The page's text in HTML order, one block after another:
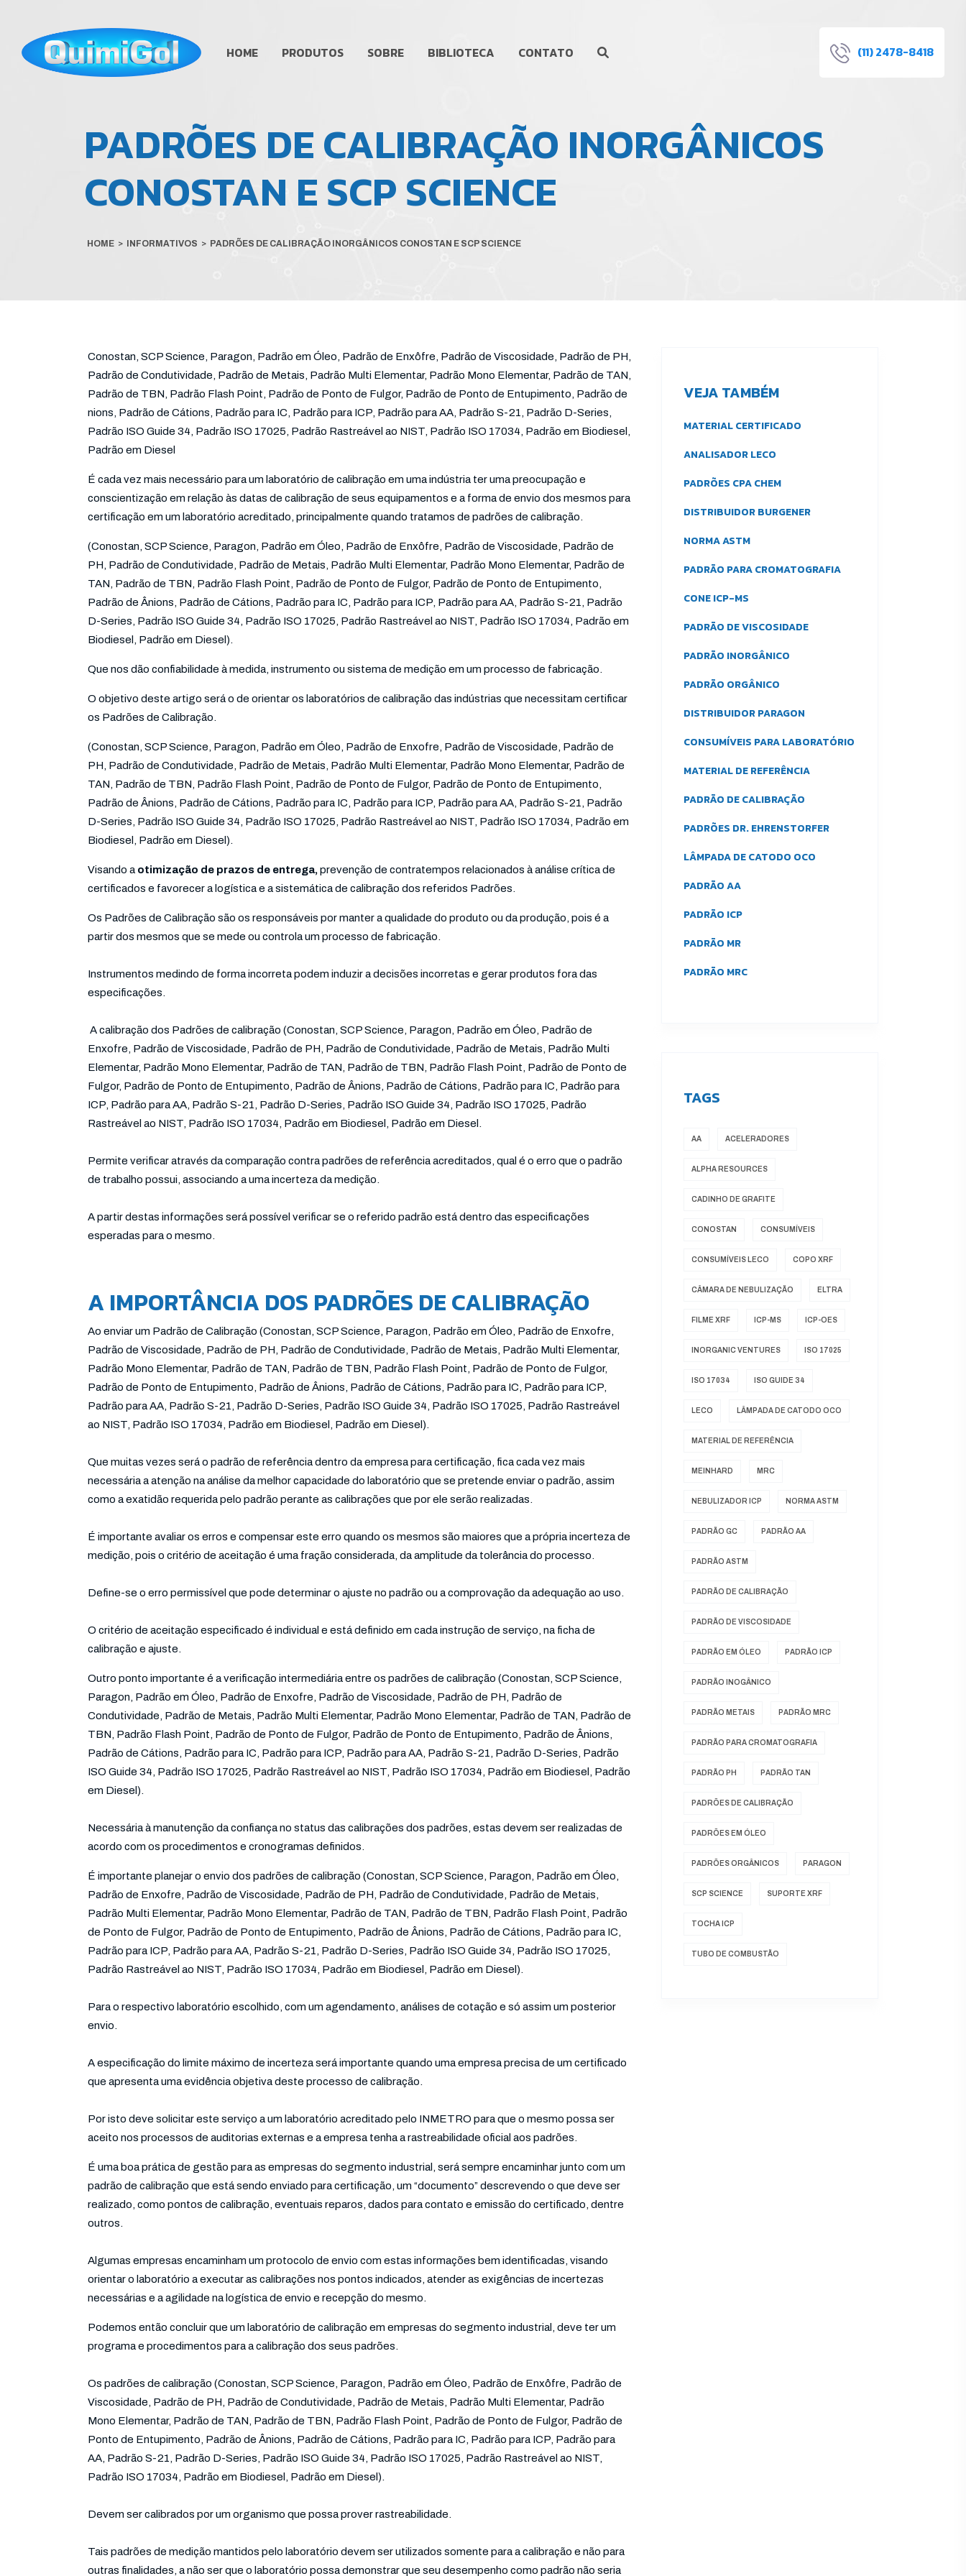
HOME PRODUTOS SOBRE BIBLIOTECA CONTATO (11) 2478-8418
PADRÕES DE CALIBRAÇÃO INORGÂNICOS
CONOSTAN E SCP SCIENCE
HOME > INFORMATIVOS > PADRÕES DE CALIBRAÇÃO INORGÂNICOS CONOSTAN E SCP SCIENCE
Conostan, SCP Science, Paragon, Padrão em Óleo, Padrão de Enxôfre, Padrão de Viscosidade, Padrão de PH,
Padrão de Condutividade, Padrão de Metais, Padrão Multi Elementar, Padrão Mono Elementar, Padrão de TAN,
Padrão de TBN, Padrão Flash Point, Padrão de Ponto de Fulgor, Padrão de Ponto de Entupimento, Padrão de
nions, Padrão de Cátions, Padrão para IC, Padrão para ICP, Padrão para AA, Padrão S-21, Padrão D-Series,
Padrão ISO Guide 34, Padrão ISO 17025, Padrão Rastreável ao NIST, Padrão ISO 17034, Padrão em Biodiesel,
Padrão em Diesel
É cada vez mais necessário para um laboratório de calibração em uma indústria ter uma preocupação e
conscientização em relação às datas de calibração de seus equipamentos e a forma de envio dos mesmos para
certificação em um laboratório acreditado, principalmente quando tratamos de padrões de calibração.
(Conostan, SCP Science, Paragon, Padrão em Óleo, Padrão de Enxôfre, Padrão de Viscosidade, Padrão de
PH, Padrão de Condutividade, Padrão de Metais, Padrão Multi Elementar, Padrão Mono Elementar, Padrão de
TAN, Padrão de TBN, Padrão Flash Point, Padrão de Ponto de Fulgor, Padrão de Ponto de Entupimento,
Padrão de Ânions, Padrão de Cátions, Padrão para IC, Padrão para ICP, Padrão para AA, Padrão S-21, Padrão
D-Series, Padrão ISO Guide 34, Padrão ISO 17025, Padrão Rastreável ao NIST, Padrão ISO 17034, Padrão em
Biodiesel, Padrão em Diesel).
Que nos dão confiabilidade à medida, instrumento ou sistema de medição em um processo de fabricação.
O objetivo deste artigo será o de orientar os laboratórios de calibração das indústrias que necessitam certificar
os Padrões de Calibração.
(Conostan, SCP Science, Paragon, Padrão em Óleo, Padrão de Enxofre, Padrão de Viscosidade, Padrão de
PH, Padrão de Condutividade, Padrão de Metais, Padrão Multi Elementar, Padrão Mono Elementar, Padrão de
TAN, Padrão de TBN, Padrão Flash Point, Padrão de Ponto de Fulgor, Padrão de Ponto de Entupimento,
Padrão de Ânions, Padrão de Cátions, Padrão para IC, Padrão para ICP, Padrão para AA, Padrão S-21, Padrão
D-Series, Padrão ISO Guide 34, Padrão ISO 17025, Padrão Rastreável ao NIST, Padrão ISO 17034, Padrão em
Biodiesel, Padrão em Diesel).
Visando a otimização de prazos de entrega, prevenção de contratempos relacionados à análise crítica de
certificados e favorecer a logística e a sistemática de calibração dos referidos Padrões.
Os Padrões de Calibração são os responsáveis por manter a qualidade do produto ou da produção, pois é a
partir dos mesmos que se mede ou controla um processo de fabricação.
Instrumentos medindo de forma incorreta podem induzir a decisões incorretas e gerar produtos fora das
especificações.
A calibração dos Padrões de calibração (Conostan, SCP Science, Paragon, Padrão em Óleo, Padrão de
Enxofre, Padrão de Viscosidade, Padrão de PH, Padrão de Condutividade, Padrão de Metais, Padrão Multi
Elementar, Padrão Mono Elementar, Padrão de TAN, Padrão de TBN, Padrão Flash Point, Padrão de Ponto de
Fulgor, Padrão de Ponto de Entupimento, Padrão de Ânions, Padrão de Cátions, Padrão para IC, Padrão para
ICP, Padrão para AA, Padrão S-21, Padrão D-Series, Padrão ISO Guide 34, Padrão ISO 17025, Padrão
Rastreável ao NIST, Padrão ISO 17034, Padrão em Biodiesel, Padrão em Diesel.
Permite verificar através da comparação contra padrões de referência acreditados, qual é o erro que o padrão
de trabalho possui, associando a uma incerteza da medição.
A partir destas informações será possível verificar se o referido padrão está dentro das especificações
esperadas para o mesmo.
A IMPORTÂNCIA DOS PADRÕES DE CALIBRAÇÃO
Ao enviar um Padrão de Calibração (Conostan, SCP Science, Paragon, Padrão em Óleo, Padrão de Enxofre,
Padrão de Viscosidade, Padrão de PH, Padrão de Condutividade, Padrão de Metais, Padrão Multi Elementar,
Padrão Mono Elementar, Padrão de TAN, Padrão de TBN, Padrão Flash Point, Padrão de Ponto de Fulgor,
Padrão de Ponto de Entupimento, Padrão de Ânions, Padrão de Cátions, Padrão para IC, Padrão para ICP,
Padrão para AA, Padrão S-21, Padrão D-Series, Padrão ISO Guide 34, Padrão ISO 17025, Padrão Rastreável
ao NIST, Padrão ISO 17034, Padrão em Biodiesel, Padrão em Diesel).
Que muitas vezes será o padrão de referência dentro da empresa para certificação, fica cada vez mais
necessária a atenção na análise da melhor capacidade do laboratório que se pretende enviar o padrão, assim
como a exatidão requerida pelo padrão perante as calibrações que por ele serão realizadas.
É importante avaliar os erros e compensar este erro quando os mesmos são maiores que a própria incerteza de
medição, pois o critério de aceitação é uma fração considerada, da amplitude da tolerância do processo.
Define-se o erro permissível que pode determinar o ajuste no padrão ou a comprovação da adequação ao uso.
O critério de aceitação especificado é individual e está definido em cada instrução de serviço, na ficha de
calibração e ajuste.
Outro ponto importante é a verificação intermediária entre os padrões de calibração (Conostan, SCP Science,
Paragon, Padrão em Óleo, Padrão de Enxofre, Padrão de Viscosidade, Padrão de PH, Padrão de
Condutividade, Padrão de Metais, Padrão Multi Elementar, Padrão Mono Elementar, Padrão de TAN, Padrão de
TBN, Padrão Flash Point, Padrão de Ponto de Fulgor, Padrão de Ponto de Entupimento, Padrão de Ânions,
Padrão de Cátions, Padrão para IC, Padrão para ICP, Padrão para AA, Padrão S-21, Padrão D-Series, Padrão
ISO Guide 34, Padrão ISO 17025, Padrão Rastreável ao NIST, Padrão ISO 17034, Padrão em Biodiesel, Padrão
em Diesel).
Necessária à manutenção da confiança no status das calibrações dos padrões, estas devem ser realizadas de
acordo com os procedimentos e cronogramas definidos.
É importante planejar o envio dos padrões de calibração (Conostan, SCP Science, Paragon, Padrão em Óleo,
Padrão de Enxofre, Padrão de Viscosidade, Padrão de PH, Padrão de Condutividade, Padrão de Metais,
Padrão Multi Elementar, Padrão Mono Elementar, Padrão de TAN, Padrão de TBN, Padrão Flash Point, Padrão
de Ponto de Fulgor, Padrão de Ponto de Entupimento, Padrão de Ânions, Padrão de Cátions, Padrão para IC,
Padrão para ICP, Padrão para AA, Padrão S-21, Padrão D-Series, Padrão ISO Guide 34, Padrão ISO 17025,
Padrão Rastreável ao NIST, Padrão ISO 17034, Padrão em Biodiesel, Padrão em Diesel).
Para o respectivo laboratório escolhido, com um agendamento, análises de cotação e só assim um posterior
envio.
A especificação do limite máximo de incerteza será importante quando uma empresa precisa de um certificado
que apresenta uma evidência objetiva deste processo de calibração.
Por isto deve solicitar este serviço a um laboratório acreditado pelo INMETRO para que o mesmo possa ser
aceito nos processos de auditorias externas e a empresa tenha a rastreabilidade oficial aos padrões.
É uma boa prática de gestão para as empresas do segmento industrial, será sempre encaminhar junto com um
padrão de calibração que está sendo enviado para certificação, um “documento” descrevendo o que deve ser
realizado, como pontos de calibração, eventuais reparos, dados para contato e emissão do certificado, dentre
outros.
Algumas empresas encaminham um protocolo de envio com estas informações bem identificadas, visando
orientar o laboratório a executar as calibrações nos pontos indicados, atender as exigências de incertezas
necessárias e a agilidade na logística de envio e recepção do mesmo.
Podemos então concluir que um laboratório de calibração em empresas do segmento industrial, deve ter um
programa e procedimentos para a calibração dos seus padrões.
Os padrões de calibração (Conostan, SCP Science, Paragon, Padrão em Óleo, Padrão de Enxôfre, Padrão de
Viscosidade, Padrão de PH, Padrão de Condutividade, Padrão de Metais, Padrão Multi Elementar, Padrão
Mono Elementar, Padrão de TAN, Padrão de TBN, Padrão Flash Point, Padrão de Ponto de Fulgor, Padrão de
Ponto de Entupimento, Padrão de Ânions, Padrão de Cátions, Padrão para IC, Padrão para ICP, Padrão para
AA, Padrão S-21, Padrão D-Series, Padrão ISO Guide 34, Padrão ISO 17025, Padrão Rastreável ao NIST,
Padrão ISO 17034, Padrão em Biodiesel, Padrão em Diesel).
Devem ser calibrados por um organismo que possa prover rastreabilidade.
Tais padrões de medição mantidos pelo laboratório devem ser utilizados somente para a calibração e não para
outras finalidades, a não ser que o laboratório possa demonstrar que seu desempenho como padrão não seria
VEJA TAMBÉM
MATERIAL CERTIFICADO
ANALISADOR LECO
PADRÕES CPA CHEM
DISTRIBUIDOR BURGENER
NORMA ASTM
PADRÃO PARA CROMATOGRAFIA
CONE ICP-MS
PADRÃO DE VISCOSIDADE
PADRÃO INORGÂNICO
PADRÃO ORGÂNICO
DISTRIBUIDOR PARAGON
CONSUMÍVEIS PARA LABORATÓRIO
MATERIAL DE REFERÊNCIA
PADRÃO DE CALIBRAÇÃO
PADRÕES DR. EHRENSTORFER
LÂMPADA DE CATODO OCO
PADRÃO AA
PADRÃO ICP
PADRÃO MR
PADRÃO MRC
TAGS
AA ACELERADORES
ALPHA RESOURCES
CADINHO DE GRAFITE
CONOSTAN CONSUMÍVEIS
CONSUMÍVEIS LECO COPO XRF
CÂMARA DE NEBULIZAÇÃO ELTRA
FILME XRF ICP-MS ICP-OES
INORGANIC VENTURES ISO 17025
ISO 17034 ISO GUIDE 34
LECO LÂMPADA DE CATODO OCO
MATERIAL DE REFERÊNCIA
MEINHARD MRC
NEBULIZADOR ICP NORMA ASTM
PADRÃO GC PADRÃO AA
PADRÃO ASTM
PADRÃO DE CALIBRAÇÃO
PADRÃO DE VISCOSIDADE
PADRÃO EM ÓLEO PADRÃO ICP
PADRÃO INOGÂNICO
PADRÃO METAIS PADRÃO MRC
PADRÃO PARA CROMATOGRAFIA
PADRÃO PH PADRÃO TAN
PADRÕES DE CALIBRAÇÃO
PADRÕES EM ÓLEO
PADRÕES ORGÂNICOS PARAGON
SCP SCIENCE SUPORTE XRF
TOCHA ICP
TUBO DE COMBUSTÃO